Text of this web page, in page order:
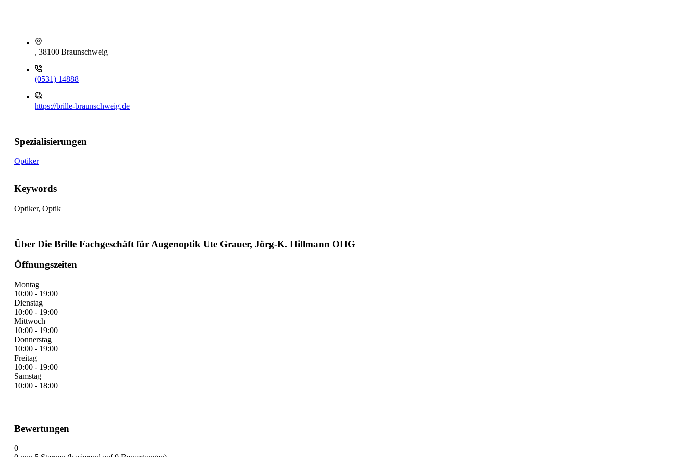
, 38100 Braunschweig
(0531) 14888
https://brille-braunschweig.de
Spezialisierungen
Optiker
Keywords
Optiker, Optik
Über Die Brille Fachgeschäft für Augenoptik Ute Grauer, Jörg-K. Hillmann OHG
Öffnungszeiten
Montag
10:00 - 19:00
Dienstag
10:00 - 19:00
Mittwoch
10:00 - 19:00
Donnerstag
10:00 - 19:00
Freitag
10:00 - 19:00
Samstag
10:00 - 18:00
Bewertungen
0